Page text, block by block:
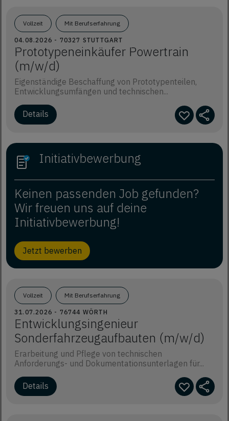
Vollzeit Mit Berufserfahrung
04.08.2026 - 70327 STUTTGART
Prototypeneinkäufer Powertrain
(m/w/d)
Eigenständige Beschaffung von Prototypenteilen,
Entwicklungsumfängen und technischen...
Details
Initiativbewerbung
Keinen passenden Job gefunden?
Wir freuen uns auf deine
Initiativbewerbung!
Jetzt bewerben
Vollzeit Mit Berufserfahrung
31.07.2026 - 76744 WÖRTH
Entwicklungsingenieur
Sonderfahrzeugaufbauten (m/w/d)
Erarbeitung und Pflege von technischen
Anforderungs- und Dokumentationsunterlagen für...
Details